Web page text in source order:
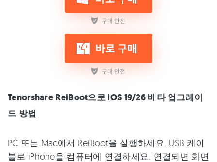
Tenorshare ReiBoot으로 iOS 19/26 베타 업그레이
드 방법
PC 또는 Mac에서 ReiBoot을 실행하세요. USB 케이
블로 iPhone을 컴퓨터에 연결하세요. 연결되면 화면